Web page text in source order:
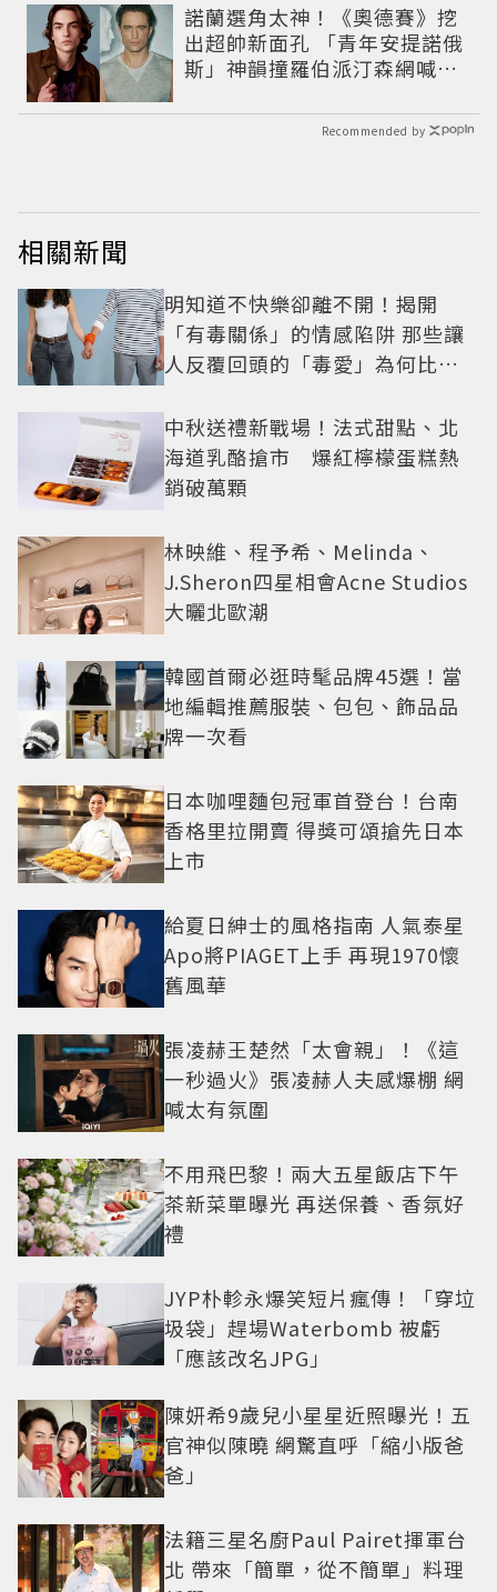
諾蘭選角太神！《奧德賽》挖
出超帥新面孔 「青年安提諾俄
斯」神韻撞羅伯派汀森網喊：
Recommended by
相關新聞
明知道不快樂卻離不開！揭開
「有毒關係」的情感陷阱 那些讓
人反覆回頭的「毒愛」為何比菸
中秋送禮新戰場！法式甜點、北
海道乳酪搶市 爆紅檸檬蛋糕熱
銷破萬顆
林映維、程予希、Melinda、
J.Sheron四星相會Acne Studios
大曬北歐潮
韓國首爾必逛時髦品牌45選！當
地編輯推薦服裝、包包、飾品品
牌一次看
日本咖哩麵包冠軍首登台！台南
香格里拉開賣 得獎可頌搶先日本
上市
給夏日紳士的風格指南 人氣泰星
Apo將PIAGET上手 再現1970懷
舊風華
張凌赫王楚然「太會親」！《這
一秒過火》張凌赫人夫感爆棚 網
喊太有氛圍
不用飛巴黎！兩大五星飯店下午
茶新菜單曝光 再送保養、香氛好
禮
JYP朴軫永爆笑短片瘋傳！「穿垃
圾袋」趕場Waterbomb 被虧
「應該改名JPG」
陳妍希9歲兒小星星近照曝光！五
官神似陳曉 網驚直呼「縮小版爸
爸」
法籍三星名廚Paul Pairet揮軍台
北 帶來「簡單，從不簡單」料理